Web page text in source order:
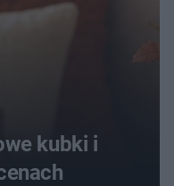
kubki i